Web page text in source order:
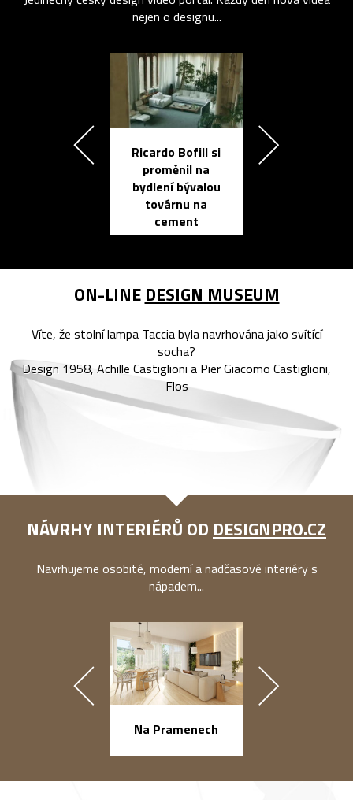
nejen o designu...
Ricardo Bofill si
proměnil na
bydlení bývalou
továrnu na
cement
ON-LINE DESIGN MUSEUM
Víte, že stolní lampa Taccia byla navrhována jako svítící
socha?
Design 1958, Achille Castiglioni a Pier Giacomo Castiglioni,
Flos
NÁVRHY INTERIÉRŮ OD DESIGNPRO.CZ
Navrhujeme osobité, moderní a nadčasové interiéry s
nápadem...
Na Pramenech